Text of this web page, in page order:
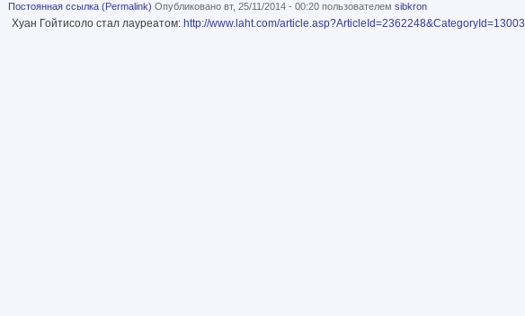
Постоянная ссылка (Permalink) Опубликовано вт, 25/11/2014 - 00:20 пользователем sibkron
Хуан Гойтисоло стал лауреатом: http://www.laht.com/article.asp?ArticleId=2362248&CategoryId=13003